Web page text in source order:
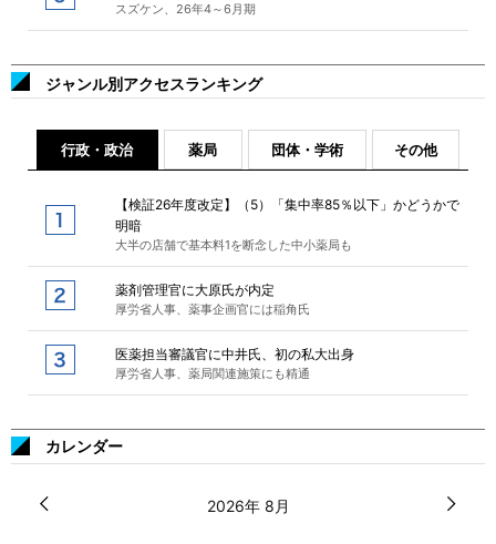
スズケン、26年4～6月期
ジャンル別アクセスランキング
行政・政治 薬局 団体・学術 その他
【検証26年度改定】（5）「集中率85％以下」かどうかで
明暗
大半の店舗で基本料1を断念した中小薬局も
薬剤管理官に大原氏が内定
厚労省人事、薬事企画官には稲角氏
医薬担当審議官に中井氏、初の私大出身
厚労省人事、薬局関連施策にも精通
カレンダー
2026年 8月